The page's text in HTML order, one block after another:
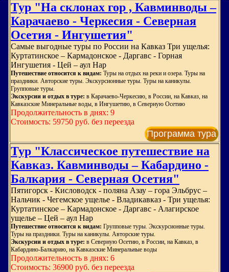
Тур "На склонах гор , Кавминводы –
Карачаево - Черкесия - Северная
Осетия - Ингушетия"
Самые выгодные туры по России на Кавказ Три ущелья:
Куртатинское – Кармадонское - Даргавс - Горная
Ингушетия - Цей – аул Нар
Путешествие относится к видам: Туры на отдых на реки и озера. Туры на
праздники. Авторские туры. Экскурсионные туры. Туры на каникулы.
Групповые туры.
Экскурсии и отдых в туре: в Карачаево-Черкесию, в России, на Кавказ, на
Кавказские Минеральные воды, в Ингушетию, в Северную Осетию
Продолжительность в днях: 9
Стоимость: 59750 руб. без переезда
Программа тура
Тур "Классическое путешествие на
Кавказ. Кавминводы – Кабардино -
Балкария - Северная Осетия"
Пятигорск - Кисловодск - поляна Азау – гора Эльбрус –
Нальчик - Чегемское ущелье - Владикавказ - Три ущелья:
Куртатинское – Кармадонское - Даргавс - Алагирское
ущелье – Цей – аул Нар
Путешествие относится к видам: Групповые туры. Экскурсионные туры.
Туры на праздники. Туры на каникулы. Авторские туры.
Экскурсии и отдых в туре: в Северную Осетию, в России, на Кавказ, в
Кабардино-Балкарию, на Кавказские Минеральные воды
Продолжительность в днях: 6
Стоимость: 36900 руб. без переезда